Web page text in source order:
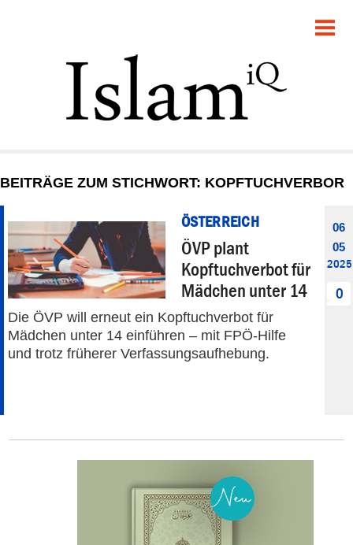
GESELLSCHAFT
STARTSEITE
DEBATTE
PANORAMA
BEITRÄGE ZUM STICHWORT: KOPFTUCHVERBOR
ÖSTERREICH
ÖVP plant
Kopftuchverbot für
Mädchen unter 14
Die ÖVP will erneut ein Kopftuchverbot für
Mädchen unter 14 einführen – mit FPÖ-Hilfe
und trotz früherer Verfassungsaufhebung.
06
05
2025
0